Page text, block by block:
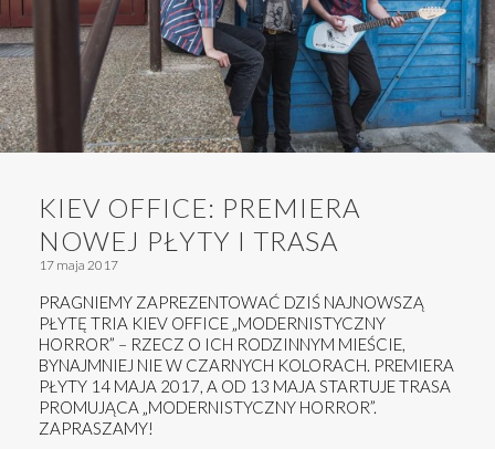
KIEV OFFICE: PREMIERA
NOWEJ PŁYTY I TRASA
17 maja 2017
PRAGNIEMY ZAPREZENTOWAĆ DZIŚ NAJNOWSZĄ
PŁYTĘ TRIA KIEV OFFICE „MODERNISTYCZNY
HORROR” – RZECZ O ICH RODZINNYM MIEŚCIE,
BYNAJMNIEJ NIE W CZARNYCH KOLORACH. PREMIERA
PŁYTY 14 MAJA 2017, A OD 13 MAJA STARTUJE TRASA
PROMUJĄCA „MODERNISTYCZNY HORROR”.
ZAPRASZAMY!